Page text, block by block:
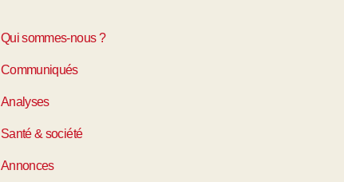
Qui sommes-nous ?
Communiqués
Analyses
Santé & société
Annonces